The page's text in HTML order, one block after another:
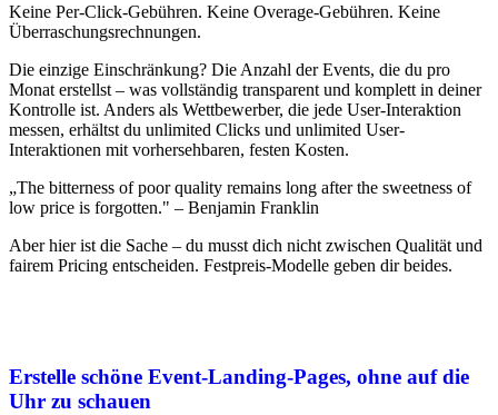
Keine Per-Click-Gebühren. Keine Overage-Gebühren. Keine
Überraschungsrechnungen.
Die einzige Einschränkung? Die Anzahl der Events, die du pro
Monat erstellst – was vollständig transparent und komplett in deiner
Kontrolle ist. Anders als Wettbewerber, die jede User-Interaktion
messen, erhältst du unlimited Clicks und unlimited User-
Interaktionen mit vorhersehbaren, festen Kosten.
„The bitterness of poor quality remains long after the sweetness of
low price is forgotten." – Benjamin Franklin
Aber hier ist die Sache – du musst dich nicht zwischen Qualität und
fairem Pricing entscheiden. Festpreis-Modelle geben dir beides.
Erstelle schöne Event-Landing-Pages, ohne auf die
Uhr zu schauen